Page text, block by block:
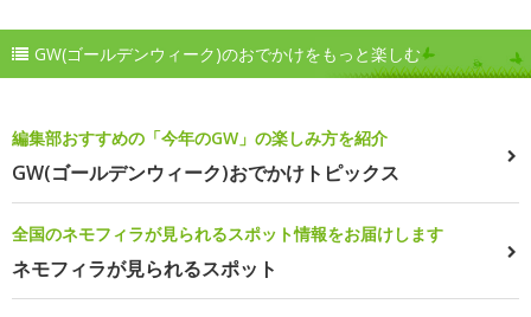
GW(ゴールデンウィーク)のおでかけをもっと楽しむ
編集部おすすめの「今年のGW」の楽しみ方を紹介
GW(ゴールデンウィーク)おでかけトピックス
全国のネモフィラが見られるスポット情報をお届けします
ネモフィラが見られるスポット